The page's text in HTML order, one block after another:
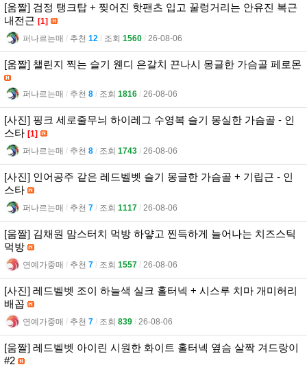
[움짤] 검정 탱크탑 + 찢어진 핫팬츠 입고 꿀렁거리는 안유진 복근
내전근 [1]
퍼나르는매 l 추천 12 l 조회 1560 l 26-08-06
[움짤] 챌린지 찍는 슬기 웬디 은갈치 끈나시 몽글한 가슴골 페로몬
퍼나르는매 l 추천 8 l 조회 1816 l 26-08-06
[사진] 핑크 세로줄무늬 하이레그 수영복 슬기 몽실한 가슴골 - 인
스타 [1]
퍼나르는매 l 추천 8 l 조회 1743 l 26-08-06
[사진] 인어공주 같은 레드벨벳 슬기 몽글한 가슴골 + 기립근 - 인
스타
퍼나르는매 l 추천 7 l 조회 1117 l 26-08-06
[움짤] 김채원 맘스터치 먹방 하얗고 찐득하게 늘어나는 치즈스틱
먹방
연예가중매 l 추천 7 l 조회 1557 l 26-08-06
[사진] 레드벨벳 조이 하늘색 실크 홀터넥 + 시스루 치마 개미허리
배꼽
연예가중매 l 추천 7 l 조회 839 l 26-08-06
[움짤] 레드벨벳 아이린 시원한 화이트 홀터넥 옆슴 살짝 겨드랑이
#2